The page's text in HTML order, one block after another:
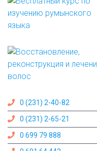
0 (231) 2-40-82
0 (231) 2-65-21
0 699 79 888